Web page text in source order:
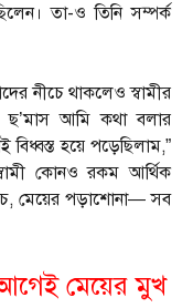
তা-ও তিনি সম্পর্ক
নীচে থাকলেও স্বামীর
ছ’মাস আমি কথা বলার
হয়ে পড়েছিলাম,”
কোনও রকম আর্থিক
মেয়ের পড়াশোনা— সব
মেয়ের মুখ